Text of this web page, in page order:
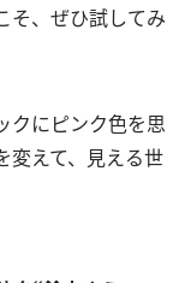
そ、ぜひ試してみ
クにピンク色を思
えて、見える世